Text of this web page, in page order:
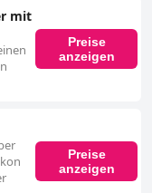
mit
Preise
anzeigen
Preise
anzeigen